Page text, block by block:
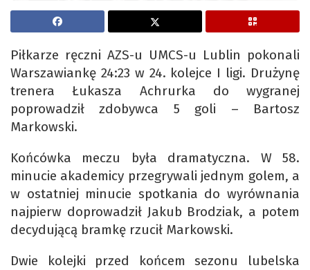
Piłkarze ręczni AZS-u UMCS-u Lublin pokonali
Warszawiankę 24:23 w 24. kolejce I ligi. Drużynę
trenera Łukasza Achrurka do wygranej
poprowadził zdobywca 5 goli – Bartosz
Markowski.
Końcówka meczu była dramatyczna. W 58.
minucie akademicy przegrywali jednym golem, a
w ostatniej minucie spotkania do wyrównania
najpierw doprowadził Jakub Brodziak, a potem
decydującą bramkę rzucił Markowski.
Dwie kolejki przed końcem sezonu lubelska